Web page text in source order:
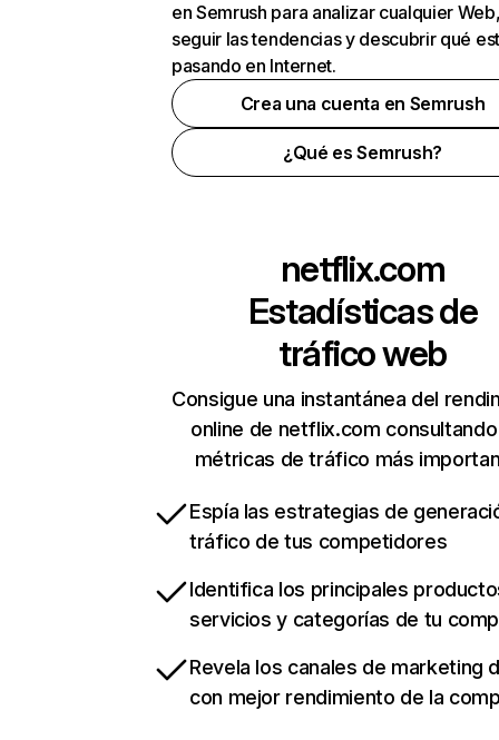
en Semrush para analizar cualquier
seguir las tendencias y descubrir qué
pasando en Internet.
Crea una cuenta en Semrush
¿Qué es Semrush?
netflix.com
Estadísticas de
tráfico web
Consigue una instantánea del
online de netflix.com
métricas de tráfico más
Espía las estrategias de
tráfico de tus competidores
Identifica los principales
servicios y categorías de tu
Revela los canales de marketing
con mejor rendimiento de la